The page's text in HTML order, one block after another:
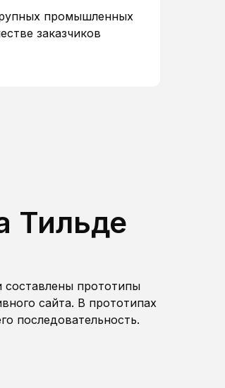
промышленных
заказчиков
Тильде
прототипы
сайта. В прототипах
последовательность.